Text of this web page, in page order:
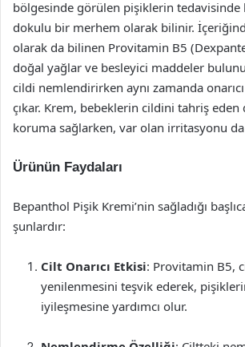
bölgesinde görülen pişiklerin tedavisinde
dokulu bir merhem olarak bilinir.
olarak da bilinen Provitamin B5
doğal yağlar ve besleyici maddeler
cildi nemlendirirken aynı zamanda
çıkar. Krem, bebeklerin cildini tahriş eden
koruma sağlarken, var olan irritasyonu
Ürünün Faydaları
Bepanthol Pişik Kremi’nin sağladığı
şunlardır:
Cilt Onarıcı Etkisi: Provitamin B5,
yenilenmesini teşvik ederek,
iyileşmesine yardımcı olur.